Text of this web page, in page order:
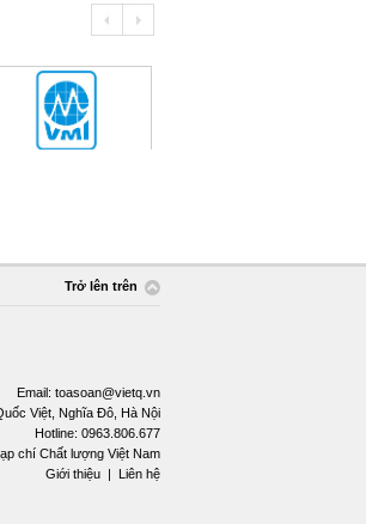
Trở lên trên
Email: toasoan@vietq.vn
Việt, Nghĩa Đô, Hà Nội
Hotline: 0963.806.677
chí Chất lượng Việt Nam
Giới thiệu | Liên hệ